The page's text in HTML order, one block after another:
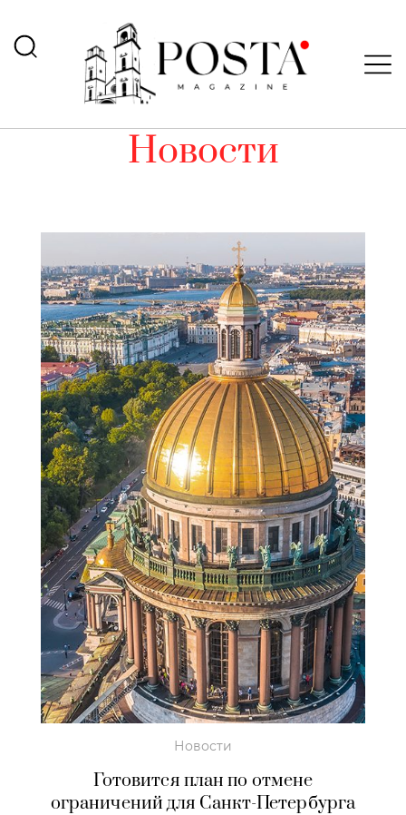
Новости
Новости
Готовится план по отмене
ограничений для Санкт-Петербурга